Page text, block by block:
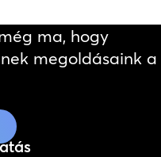
ma, hogy
megoldásaink a